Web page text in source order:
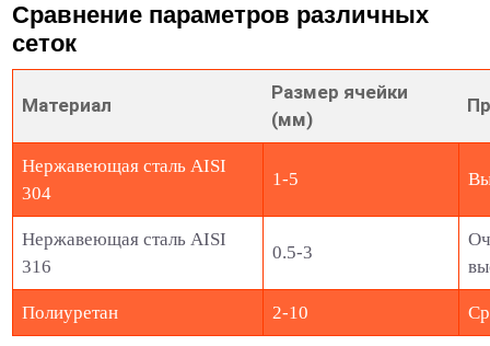
Сравнение параметров различных
сеток
Материал
Размер ячейки
(мм)
Нержавеющая сталь AISI
304
1-5
Нержавеющая сталь AISI
316
0.5-3
Полиуретан 2-10